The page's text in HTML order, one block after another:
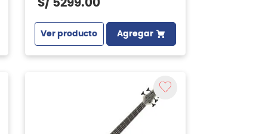
S/ 5299.00
Ver producto Agregar